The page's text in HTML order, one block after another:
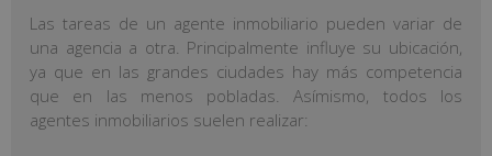
Las tareas de un agente inmobiliario pueden variar de
una agencia a otra. Principalmente influye su ubicación,
ya que en las grandes ciudades hay más competencia
que en las menos pobladas. Asímismo, todos los
agentes inmobiliarios suelen realizar: